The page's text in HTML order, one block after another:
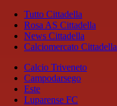
Tutto Cittadella
Rosa AS Cittadella
News Cittadella
Calciomercato Cittadella
Calcio Triveneto
Campodarsego
Este
Luparense FC